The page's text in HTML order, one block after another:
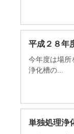
平成２８年
今年度は場所
浄化槽の...
単独処理浄